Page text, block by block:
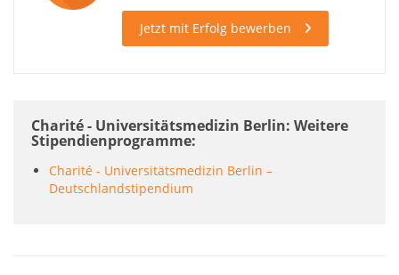
Jetzt mit Erfolg bewerben
Charité - Universitätsmedizin Berlin: Weitere
Stipendienprogramme
Charité - Universitätsmedizin Berlin –
Deutschlandstipendium